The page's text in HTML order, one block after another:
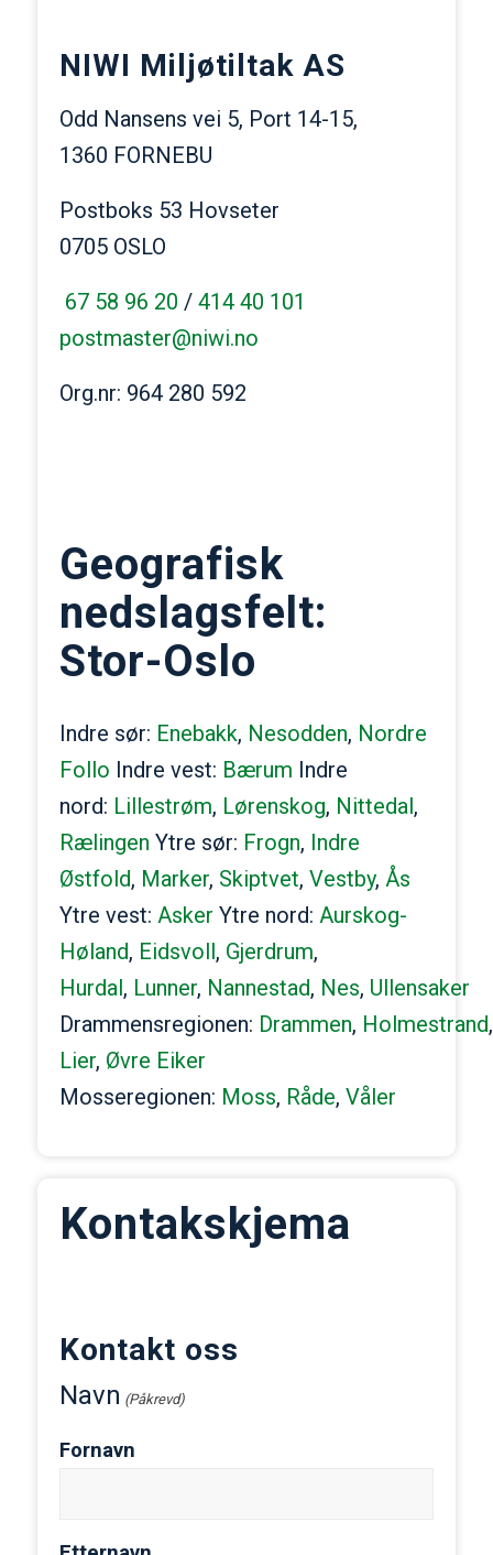
NIWI Miljøtiltak AS
Odd Nansens vei 5, Port 14-15,
1360 FORNEBU
Postboks 53 Hovseter
0705 OSLO
67 58 96 20 / 414 40 101
postmaster@niwi.no
Org.nr: 964 280 592
Geografisk
nedslagsfelt:
Stor-Oslo
Indre sør: Enebakk, Nesodden, Nordre
Follo Indre vest: Bærum Indre
nord: Lillestrøm, Lørenskog, Nittedal,
Rælingen Ytre sør: Frogn, Indre
Østfold, Marker, Skiptvet, Vestby, Ås
Ytre vest: Asker Ytre nord: Aurskog-
Høland, Eidsvoll, Gjerdrum,
Hurdal, Lunner, Nannestad, Nes, Ullensaker
Drammensregionen: Drammen, Holmestrand,
Lier, Øvre Eiker
Mosseregionen: Moss, Råde, Våler
Kontakskjema
Kontakt oss
Navn (Påkrevd)
Fornavn